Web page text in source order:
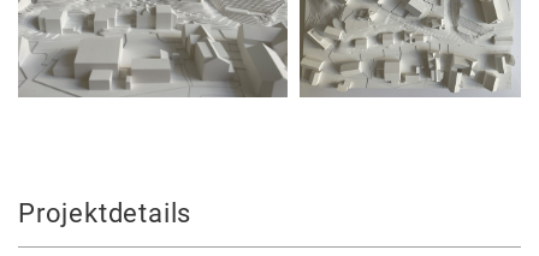
Auswahl
Privat
Öffentlich
Umbau
Projektdetails